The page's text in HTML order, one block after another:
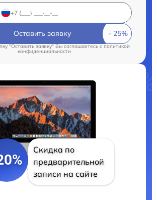
Оставить заявку
"Оставить заявку" Вы соглашаетесь cполитикой
конфиденциальности
Скидка по
предварительной
записи на сайте